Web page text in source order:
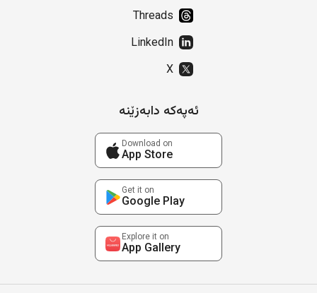
Threads
LinkedIn
X
ئەپەکە دابەزێنە
Download on
App Store
Get it on
Google Play
Explore it on
App Gallery